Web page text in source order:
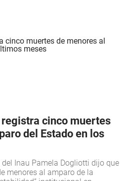
cinco muertes
del Estado en los
Inau Pamela Dogliotti dijo que
menores al amparo de la